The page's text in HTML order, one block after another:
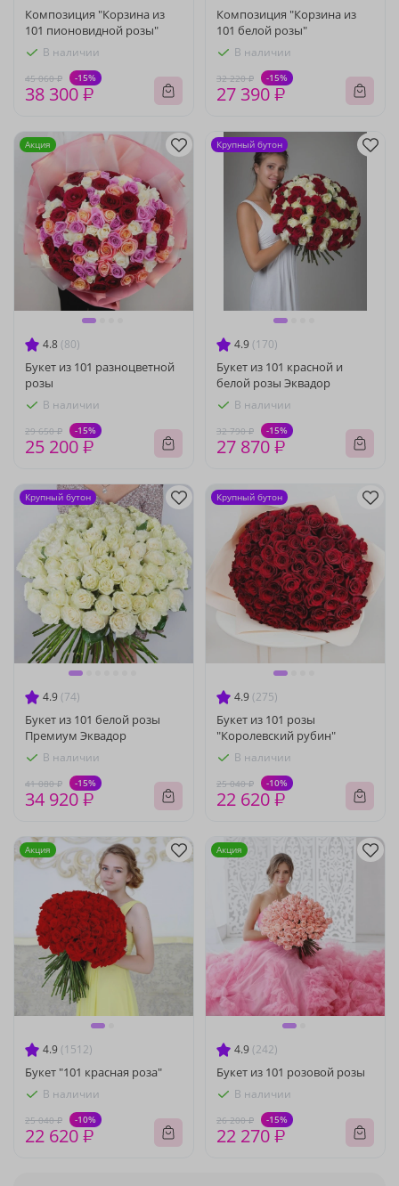
Композиция "Корзина из
101 пионовидной розы"
В наличии
45 060 ₽ -15%
38 300 ₽
Композиция "Корзина из
101 белой розы"
В наличии
32 220 ₽ -15%
27 390 ₽
4.8 (80)
Букет из 101 разноцветной
розы
В наличии
29 650 ₽ -15%
25 200 ₽
Акция
4.9 (170)
Букет из 101 красной и
белой розы Эквадор
В наличии
32 790 ₽ -15%
27 870 ₽
Крупный бутон
4.9 (74)
Букет из 101 белой розы
Премиум Эквадор
В наличии
41 080 ₽ -15%
34 920 ₽
Крупный бутон
4.9 (275)
Букет из 101 розы
"Королевский рубин"
В наличии
25 040 ₽ -10%
22 620 ₽
Крупный бутон
4.9 (1512)
Букет "101 красная роза"
В наличии
25 040 ₽ -10%
22 620 ₽
Акция
4.9 (242)
Букет из 101 розовой розы
В наличии
26 200 ₽ -15%
22 270 ₽
Акция